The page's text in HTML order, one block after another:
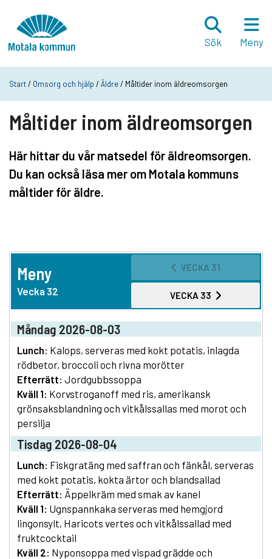
Sök
Meny
Start/ Omsorg och hjälp /Äldre/ Måltider inom äldreomsorgen
Måltider inom äldreomsorgen
Här hittar du vår matsedel för äldreomsorgen.
Du kan också läsa mer om Motala kommuns
måltider för äldre.
Meny
Vecka 32
VECKA 31
VECKA 33
Måndag 2026-08-03
Lunch: Kalops, serveras med kokt potatis, inlagda
rödbetor, broccoli och rivna morötter
Efterrätt: Jordgubbssoppa
Kväll 1: Korvstroganoff med ris, amerikansk
grönsaksblandning och vitkålssallas med morot och
persilja
Tisdag 2026-08-04
Lunch: Fiskgratäng med saffran och fänkål, serveras
med kokt potatis, kokta ärtor och blandsallad
Efterrätt: Äppelkräm med smak av kanel
Kväll 1: Ugnspannkaka serveras med hemgjord
lingonsylt, Haricots vertes och vitkålssallad med
fruktcocktail
Kväll 2: Nyponsoppa med vispad grädde och